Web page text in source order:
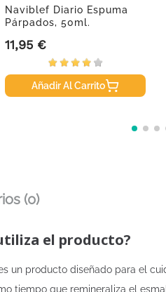
Naviblef Diario Espuma
Párpados, 50ml.
Precio
11,95 €
Añadir Al Carrito
(0)
el producto?
un producto diseñado para el
tiempo que remineraliza el